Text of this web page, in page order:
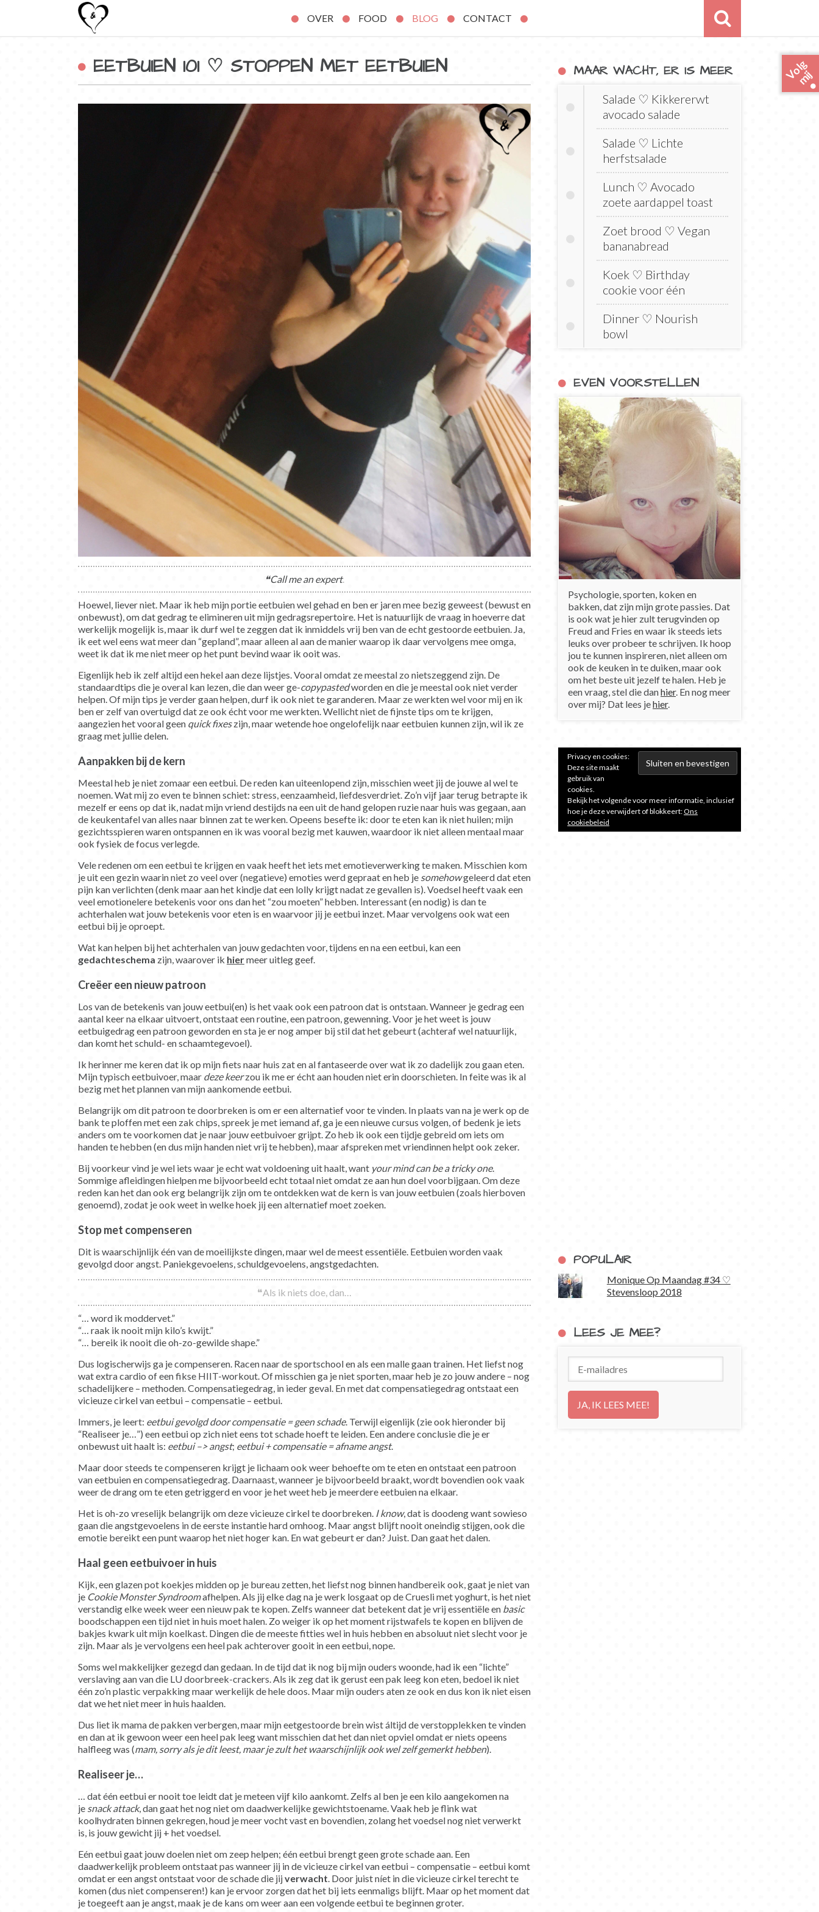
OVER FOOD BLOG CONTACT
V
o
l
g
m
i
j
EETBUIEN 101 ♡ STOPPEN MET EETBUIEN
❝Call me an expert.
Hoewel, liever niet. Maar ik heb mijn portie eetbuien wel gehad en ben er jaren mee bezig geweest (bewust en
onbewust), om dat gedrag te elimineren uit mijn gedragsrepertoire. Het is natuurlijk de vraag in hoeverre dat
werkelijk mogelijk is, maar ik durf wel te zeggen dat ik inmiddels vrij ben van de echt gestoorde eetbuien. Ja,
ik eet wel eens wat meer dan “gepland”, maar alleen al aan de manier waarop ik daar vervolgens mee omga,
weet ik dat ik me niet meer op het punt bevind waar ik ooit was.
Eigenlijk heb ik zelf altijd een hekel aan deze lijstjes. Vooral omdat ze meestal zo nietszeggend zijn. De
standaardtips die je overal kan lezen, die dan weer ge-copypastedworden en die je meestal ook niet verder
helpen. Of mijn tips je verder gaan helpen, durf ik ook niet te garanderen. Maar ze werkten wel voor mij en ik
ben er zelf van overtuigd dat ze ook écht voor me werkten. Wellicht niet de fijnste tips om te krijgen,
aangezien het vooral geen quick fixeszijn, maar wetende hoe ongelofelijk naar eetbuien kunnen zijn, wil ik ze
graag met jullie delen.
Aanpakken bij de kern
Meestal heb je niet zomaar een eetbui. De reden kan uiteenlopend zijn, misschien weet jij de jouwe al wel te
noemen. Wat mij zo even te binnen schiet: stress, eenzaamheid, liefdesverdriet. Zo’n vijf jaar terug betrapte ik
mezelf er eens op dat ik, nadat mijn vriend destijds na een uit de hand gelopen ruzie naar huis was gegaan, aan
de keukentafel van alles naar binnen zat te werken. Opeens besefte ik: door te eten kan ik niet huilen; mijn
gezichtsspieren waren ontspannen en ik was vooral bezig met kauwen, waardoor ik niet alleen mentaal maar
ook fysiek de focus verlegde.
Vele redenen om een eetbui te krijgen en vaak heeft het iets met emotieverwerking te maken. Misschien kom
je uit een gezin waarin niet zo veel over (negatieve) emoties werd gepraat en heb je somehowgeleerd dat eten
pijn kan verlichten (denk maar aan het kindje dat een lolly krijgt nadat ze gevallen is). Voedsel heeft vaak een
veel emotionelere betekenis voor ons dan het “zou moeten” hebben. Interessant (en nodig) is dan te
achterhalen wat jouw betekenis voor eten is en waarvoor jij je eetbui inzet. Maar vervolgens ook wat een
eetbui bij je oproept.
Wat kan helpen bij het achterhalen van jouw gedachten voor, tijdens en na een eetbui, kan een
gedachteschema zijn, waarover ik hiermeer uitleg geef.
Creëer een nieuw patroon
Los van de betekenis van jouw eetbui(en) is het vaak ook een patroon dat is ontstaan. Wanneer je gedrag een
aantal keer na elkaar uitvoert, ontstaat een routine, een patroon, gewenning. Voor je het weet is jouw
eetbuigedrag een patroon geworden en sta je er nog amper bij stil dat het gebeurt (achteraf wel natuurlijk,
dan komt het schuld- en schaamtegevoel).
Ik herinner me keren dat ik op mijn fiets naar huis zat en al fantaseerde over wat ik zo dadelijk zou gaan eten.
Mijn typisch eetbuivoer, maar deze keerzou ik me er écht aan houden niet erin doorschieten. In feite was ik al
bezig met het plannen van mijn aankomende eetbui.
Belangrijk om dit patroon te doorbreken is om er een alternatief voor te vinden. In plaats van na je werk op de
bank te ploffen met een zak chips, spreek je met iemand af, ga je een nieuwe cursus volgen, of bedenk je iets
anders om te voorkomen dat je naar jouw eetbuivoer grijpt. Zo heb ik ook een tijdje gebreid om iets om
handen te hebben (en dus mijn handen niet vrij te hebben), maar afspreken met vriendinnen helpt ook zeker.
Bij voorkeur vind je wel iets waar je echt wat voldoening uit haalt, want your mind can be a tricky one.
Sommige afleidingen hielpen me bijvoorbeeld echt totaal niet omdat ze aan hun doel voorbijgaan. Om deze
reden kan het dan ook erg belangrijk zijn om te ontdekken wat de kern is van jouw eetbuien (zoals hierboven
genoemd), zodat je ook weet in welke hoek jij een alternatief moet zoeken.
Stop met compenseren
Dit is waarschijnlijk één van de moeilijkste dingen, maar wel de meest essentiële. Eetbuien worden vaak
gevolgd door angst. Paniekgevoelens, schuldgevoelens, angstgedachten.
❝Als ik niets doe, dan…
“… word ik moddervet.”
“… raak ik nooit mijn kilo’s kwijt.”
“… bereik ik nooit die oh-zo-gewilde shape.”
Dus logischerwijs ga je compenseren. Racen naar de sportschool en als een malle gaan trainen. Het liefst nog
wat extra cardio of een fikse HIIT-workout. Of misschien ga je niet sporten, maar heb je zo jouw andere – nog
schadelijkere – methoden. Compensatiegedrag, in ieder geval. En met dat compensatiegedrag ontstaat een
vicieuze cirkel van eetbui – compensatie – eetbui.
Immers, je leert: eetbui gevolgd door compensatie = geen schade. Terwijl eigenlijk (zie ook hieronder bij
“Realiseer je…”) een eetbui op zich niet eens tot schade hoeft te leiden. Een andere conclusie die je er
onbewust uit haalt is: eetbui –> angst; eetbui + compensatie = afname angst.
Maar door steeds te compenseren krijgt je lichaam ook weer behoefte om te eten en ontstaat een patroon
van eetbuien en compensatiegedrag. Daarnaast, wanneer je bijvoorbeeld braakt, wordt bovendien ook vaak
weer de drang om te eten getriggerd en voor je het weet heb je meerdere eetbuien na elkaar.
Het is oh-zo vreselijk belangrijk om deze vicieuze cirkel te doorbreken. I know, dat is doodeng want sowieso
gaan die angstgevoelens in de eerste instantie hard omhoog. Maar angst blijft nooit oneindig stijgen, ook die
emotie bereikt een punt waarop het niet hoger kan. En wat gebeurt er dan? Juist. Dan gaat het dalen.
Haal geen eetbuivoer in huis
Kijk, een glazen pot koekjes midden op je bureau zetten, het liefst nog binnen handbereik ook, gaat je niet van
je Cookie Monster Syndroomafhelpen. Als jij elke dag na je werk losgaat op de Cruesli met yoghurt, is het niet
verstandig elke week weer een nieuw pak te kopen. Zelfs wanneer dat betekent dat je vrij essentiële en basic
boodschappen een tijd niet in huis moet halen. Zo weiger ik op het moment rijstwafels te kopen en blijven de
bakjes kwark uit mijn koelkast. Dingen die de meeste fitties wel in huis hebben en absoluut niet slecht voor je
zijn. Maar als je vervolgens een heel pak achterover gooit in een eetbui, nope.
Soms wel makkelijker gezegd dan gedaan. In de tijd dat ik nog bij mijn ouders woonde, had ik een “lichte”
verslaving aan van die LU doorbreek-crackers. Als ik zeg dat ik gerust een pak leeg kon eten, bedoel ik niet
één zo’n plastic verpakking maar werkelijk de hele doos. Maar mijn ouders aten ze ook en dus kon ik niet eisen
dat we het niet meer in huis haalden.
Dus liet ik mama de pakken verbergen, maar mijn eetgestoorde brein wist áltijd de verstopplekken te vinden
en dan at ik gewoon weer een heel pak leeg want misschien dat het dan niet opviel omdat er niets opeens
halfleeg was (mam, sorryals je dit leest, maar je zult het waarschijnlijk ook wel zelf gemerkt hebben).
Realiseer je…
… dat één eetbui er nooit toe leidt dat je meteen vijf kilo aankomt. Zelfs al ben je een kilo aangekomen na
je snack attack, dan gaat het nog niet om daadwerkelijke gewichtstoename. Vaak heb je flink wat
koolhydraten binnen gekregen, houd je meer vocht vast en bovendien, zolang het voedsel nog niet verwerkt
is, is jouw gewicht jij + het voedsel.
Eén eetbui gaat jouw doelen niet om zeep helpen; één eetbui brengt geen grote schade aan. Een
daadwerkelijk probleem ontstaat pas wanneer jij in de vicieuze cirkel van eetbui – compensatie – eetbui komt
omdat er een angst ontstaat voor de schade die jijverwacht. Door juist níet in die vicieuze cirkel terecht te
komen (dus niet compenseren!) kan je ervoor zorgen dat het bij iets eenmaligs blijft. Maar op het moment dat
je toegeeft aan je angst, maak je de kans om weer aan een volgende eetbui te beginnen groter.
MAAR WACHT, ER IS MEER
Salade ♡ Kikkererwt
avocado salade
Salade ♡ Lichte
herfstsalade
Lunch ♡ Avocado
zoete aardappel toast
Zoet brood ♡ Vegan
bananabread
Koek ♡ Birthday
cookie voor één
Dinner ♡ Nourish
bowl
EVEN VOORSTELLEN
Psychologie, sporten, koken en
bakken, dat zijn mijn grote passies. Dat
is ook wat je hier zult terugvinden op
Freud and Fries en waar ik steeds iets
leuks over probeer te schrijven. Ik hoop
jou te kunnen inspireren, niet alleen om
ook de keuken in te duiken, maar ook
om het beste uit jezelf te halen. Heb je
een vraag, stel die danhier. En nog meer
over mij? Dat lees jehier.
Privacy en cookies:
Deze site maakt
gebruik van
cookies.
Bekijk het volgende voor meer informatie, inclusief
hoe je deze verwijdert of blokkeert:Ons
cookiebeleid
POPULAIR
Monique Op Maandag #34 ♡
Stevensloop 2018
LEES JE MEE?
mailadres